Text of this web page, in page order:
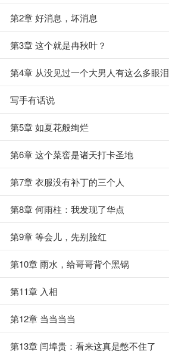
第2章 好消息，坏消息
第3章 这个就是冉秋叶？
第4章 从没见过一个大男人有这么多眼泪
写手有话说
第5章 如夏花般绚烂
第6章 这个菜窖是诸天打卡圣地
第7章 衣服没有补丁的三个人
第8章 何雨柱：我发现了华点
第9章 等会儿，先别脸红
第10章 雨水，给哥哥背个黑锅
第11章 入相
第12章 当当当当
第13章 闫埠贵：看来这真是憋不住了